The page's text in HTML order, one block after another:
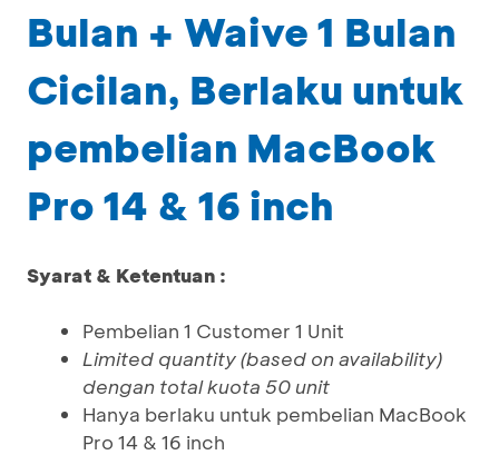
Bulan + Waive 1 Bulan
Cicilan, Berlaku untuk
pembelian MacBook
Pro 14 & 16 inch
Syarat & Ketentuan :
Pembelian 1 Customer 1 Unit
Limited quantity (based on availability)
dengan total kuota 50 unit
Hanya berlaku untuk pembelian MacBook
Pro 14 & 16 inch